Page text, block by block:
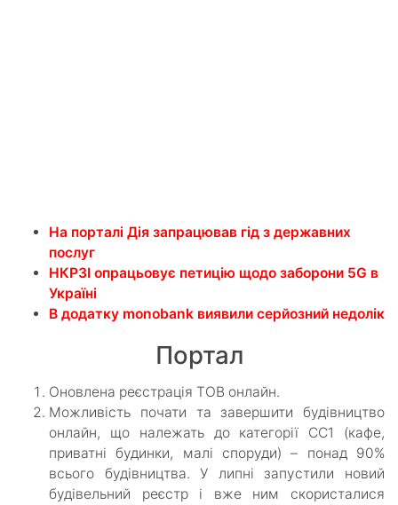
На порталі Дія запрацював гід з державних
послуг
НКРЗІ опрацьовує петицію щодо заборони 5G в
Україні
В додатку monobank виявили серйозний недолік
Портал
Оновлена реєстрація ТОВ онлайн.
Можливість почати та завершити будівництво
онлайн, що належать до категорії СС1 (кафе,
приватні будинки, малі споруди) – понад 90%
всього будівництва. У липні запустили новий
будівельний реєстр і вже ним скористалися